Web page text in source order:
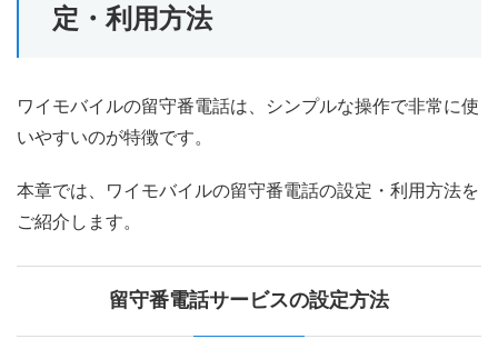
定・利用方法
ワイモバイルの留守番電話は、シンプルな操作で非常に使
いやすいのが特徴です。
本章では、ワイモバイルの留守番電話の設定・利用方法を
ご紹介します。
留守番電話サービスの設定方法